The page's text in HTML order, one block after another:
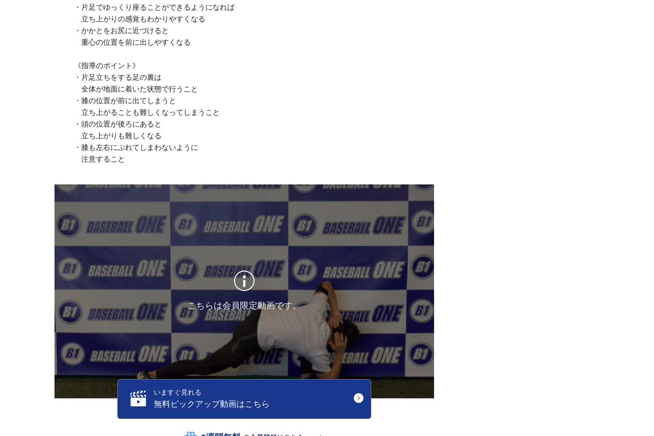
・片足でゆっくり座ることができるようになれば
立ち上がりの感覚もわかりやすくなる
・かかとをお尻に近づけると
重心の位置を前に出しやすくなる
《指導のポイント》
・片足立ちをする足の裏は
全体が地面に着いた状態で行うこと
・膝の位置が前に出てしまうと
立ち上がることも難しくなってしまうこと
・頭の位置が後ろにあると
立ち上がりも難しくなる
・膝も左右にぶれてしまわないように
注意すること
こちらは会員限定動画です。
いますぐ見れる
無料ピックアップ動画はこちら